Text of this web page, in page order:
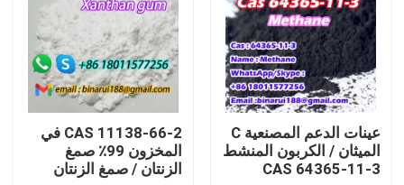
عينات الدعم المصنعية C
الميثان / الكربون المنشط
CAS 64365-11-3
CAS 11138-66-2 في
المخزون 99٪ صمغ
الزنتان / صمغ الزنتان